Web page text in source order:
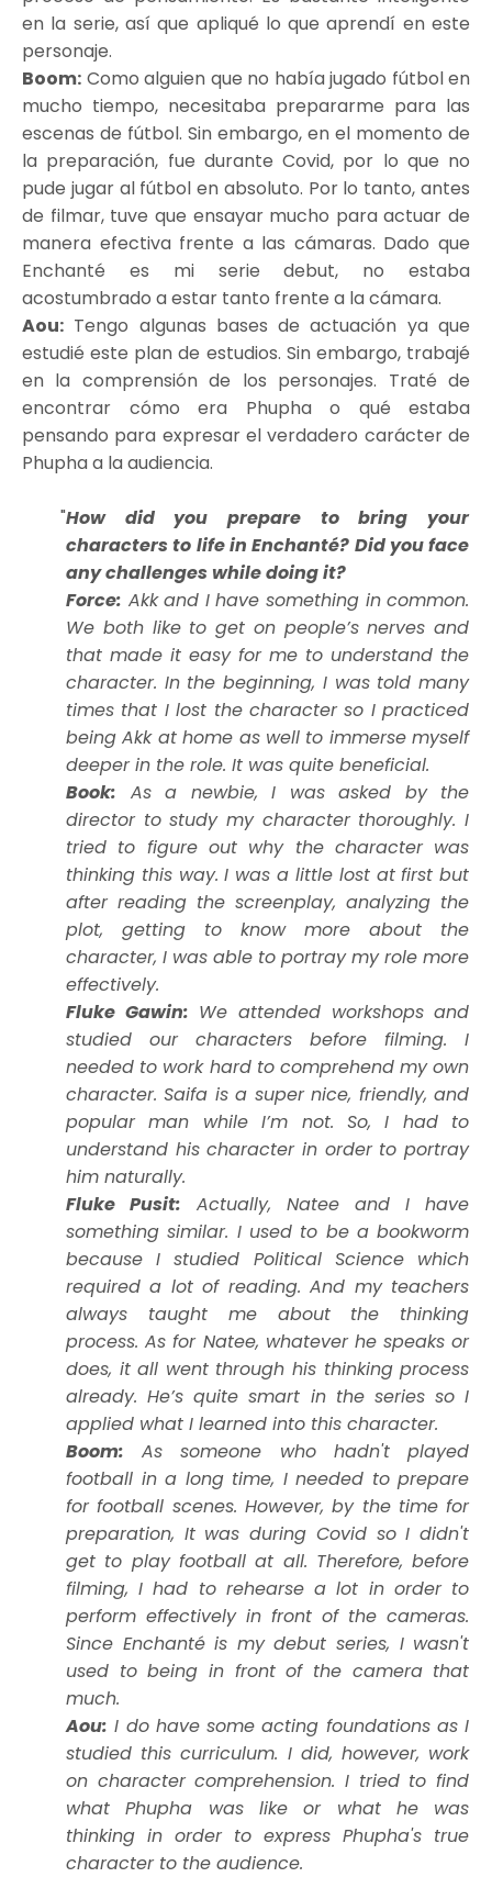
en la serie, así que apliqué lo que aprendí en este
personaje.
Boom: Como alguien que no había jugado fútbol en
mucho tiempo, necesitaba prepararme para las
escenas de fútbol. Sin embargo, en el momento de
la preparación, fue durante Covid, por lo que no
pude jugar al fútbol en absoluto. Por lo tanto, antes
de filmar, tuve que ensayar mucho para actuar de
manera efectiva frente a las cámaras. Dado que
Enchanté es mi serie debut, no estaba
acostumbrado a estar tanto frente a la cámara.
Aou: Tengo algunas bases de actuación ya que
estudié este plan de estudios. Sin embargo, trabajé
en la comprensión de los personajes. Traté de
encontrar cómo era Phupha o qué estaba
pensando para expresar el verdadero carácter de
Phupha a la audiencia.
How did you prepare to bring your
characters to life in Enchanté? Did you face
any challenges while doing it?
Force: Akk and I have something in common.
We both like to get on people’s nerves and
that made it easy for me to understand the
character. In the beginning, I was told many
times that I lost the character so I practiced
being Akk at home as well to immerse myself
deeper in the role. It was quite beneficial.
Book: As a newbie, I was asked by the
director to study my character thoroughly. I
tried to figure out why the character was
thinking this way. I was a little lost at first but
after reading the screenplay, analyzing the
plot, getting to know more about the
character, I was able to portray my role more
effectively.
Fluke Gawin: We attended workshops and
studied our characters before filming. I
needed to work hard to comprehend my own
character. Saifa is a super nice, friendly, and
popular man while I’m not. So, I had to
understand his character in order to portray
him naturally.
Fluke Pusit: Actually, Natee and I have
something similar. I used to be a bookworm
because I studied Political Science which
required a lot of reading. And my teachers
always taught me about the thinking
process. As for Natee, whatever he speaks or
does, it all went through his thinking process
already. He’s quite smart in the series so I
applied what I learned into this character.
Boom: As someone who hadn't played
football in a long time, I needed to prepare
for football scenes. However, by the time for
preparation, It was during Covid so I didn't
get to play football at all. Therefore, before
filming, I had to rehearse a lot in order to
perform effectively in front of the cameras.
Since Enchanté is my debut series, I wasn't
used to being in front of the camera that
much.
Aou: I do have some acting foundations as I
studied this curriculum. I did, however, work
on character comprehension. I tried to find
what Phupha was like or what he was
thinking in order to express Phupha's true
character to the audience.